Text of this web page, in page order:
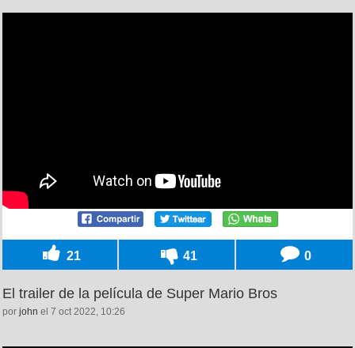
21 41 0
El trailer de la película de Super Mario Bros
por john el 7 oct 2022, 10:26